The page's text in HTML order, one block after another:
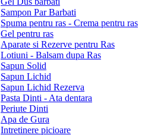
Sampon Par Barbati
Spuma pentru ras - Crema pentru ras
Gel pentru ras
Aparate si Rezerve pentru Ras
Lotiuni - Balsam dupa Ras
Sapun Solid
Sapun Lichid
Sapun Lichid Rezerva
Pasta Dinti - Ata dentara
Periute Dinti
Apa de Gura
Intretinere picioare